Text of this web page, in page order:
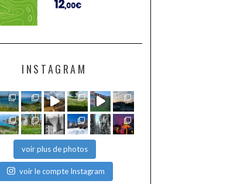
INSTAGRAM
voir plus de photos
voir le compte Instagram